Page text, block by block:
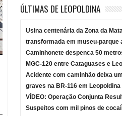
ÚLTIMAS DE LEOPOLDINA
Usina centenária da Zona da
transformada em museu-parque
Caminhonete despenca 50
MGC-120 entre Cataguases e
Acidente com caminhão deixa
graves na BR-116 em Leopoldina
VÍDEO: Operação Conjunta
Suspeitos com mil pinos de